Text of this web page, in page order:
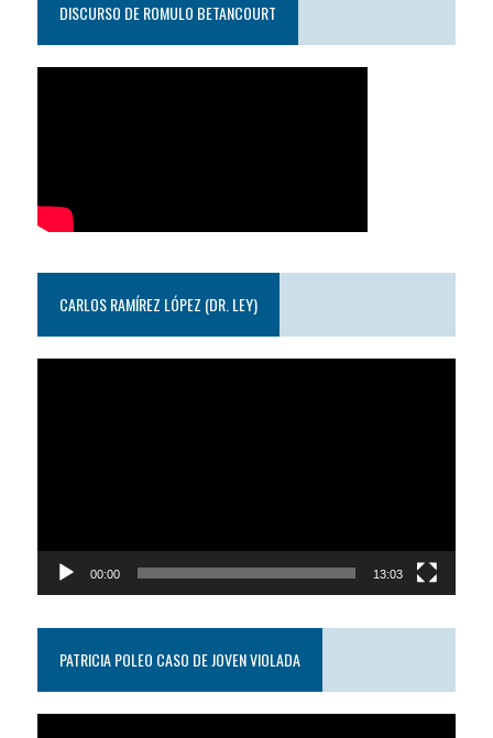
DISCURSO DE ROMULO BETANCOURT
CARLOS RAMÍREZ LÓPEZ (DR. LEY)
00:00 13:03
PATRICIA POLEO CASO DE JOVEN VIOLADA